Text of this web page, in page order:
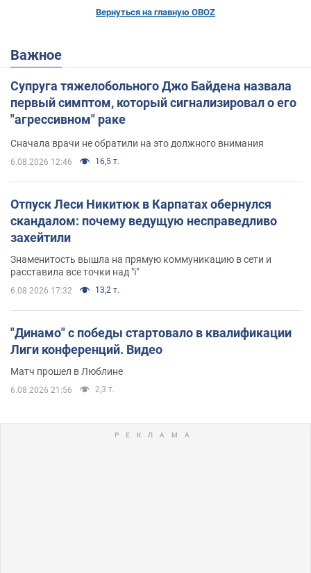
Вернуться на главную OBOZ
Важное
Супруга тяжелобольного Джо Байдена назвала
первый симптом, который сигнализировал о его
"агрессивном" раке
Сначала врачи не обратили на это должного внимания
6.08.2026 12:46 16,5 т.
Отпуск Леси Никитюк в Карпатах обернулся
скандалом: почему ведущую несправедливо
захейтили
Знаменитость вышла на прямую коммуникацию в сети и
расставила все точки над "i"
6.08.2026 17:32 13,2 т.
"Динамо" с победы стартовало в квалификации
Лиги конференций. Видео
Матч прошел в Люблине
6.08.2026 21:56 2,3 т.